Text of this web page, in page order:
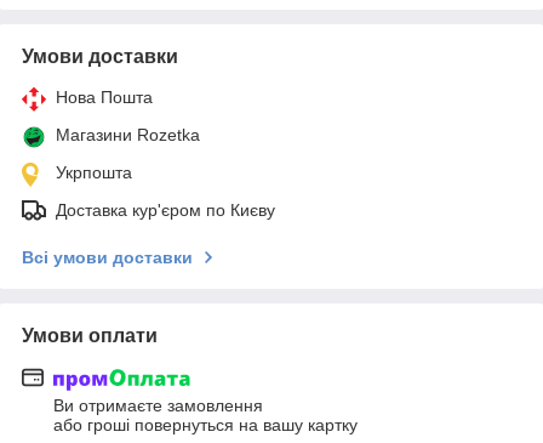
Умови доставки
Нова Пошта
Магазини Rozetka
Укрпошта
Доставка кур'єром по Києву
Всі умови доставки
Умови оплати
Ви отримаєте замовлення
або гроші повернуться на вашу картку